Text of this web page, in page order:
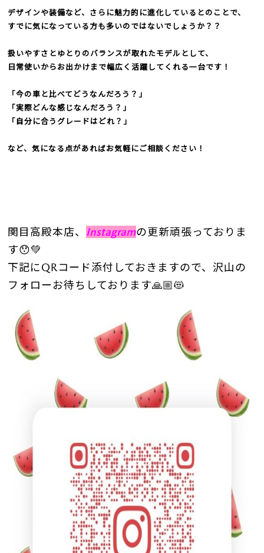
デザインや装備など、さらに魅力的に進化しているとのことで、
すでに気になっている方も多いのではないでしょうか？？
扱いやすさとゆとりのバランスが取れたモデルとして、
日常使いからお出かけまで幅広く活躍してくれる一台です！
「今の車と比べてどうなんだろう？」
「実際どんな感じなんだろう？」
「自分に合うグレードはどれ？」
など、気になる点があればお気軽にご相談ください！
関目高殿本店、 Instagramの更新頑張っており ま
す😯💚
下記にQRコード添付しておきますので、沢山の
フォローお待ちしております🙏🏼😻